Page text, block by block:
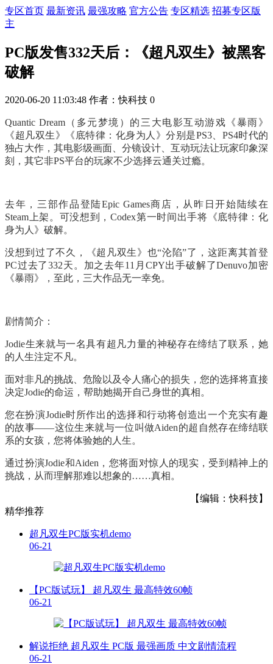
专区首页 最新资讯 最强攻略 官方公告 专区精选 招募专区版
主
PC版发售332天后：《超凡双生》被黑客
破解
2020-06-20 11:03:48 作者：快科技 0
Quantic Dream（多元梦境）的三大电影互动游戏《暴雨》
《超凡双生》《底特律：化身为人》分别是PS3、PS4时代的
独占大作，其电影级画面、分镜设计、互动玩法让玩家印象深
刻，其它非PS平台的玩家不少选择云通关过瘾。
去年，三部作品登陆Epic Games商店，从昨日开始陆续在
Steam上架。可没想到，Codex第一时间出手将《底特律：化
身为人》破解。
没想到过了不久，《超凡双生》也“沦陷”了，这距离其首登
PC过去了332天。加之去年11月CPY出手破解了Denuvo加密
《暴雨》，至此，三大作品无一幸免。
剧情简介：
Jodie生来就与一名具有超凡力量的神秘存在缔结了联系，她
的人生注定不凡。
面对非凡的挑战、危险以及令人痛心的损失，您的选择将直接
决定Jodie的命运，帮助她揭开自己身世的真相。
您在扮演Jodie时所作出的选择和行动将创造出一个充实有趣
的故事——这位生来就与一位叫做Aiden的超自然存在缔结联
系的女孩，您将体验她的人生。
通过扮演Jodie和Aiden，您将面对惊人的现实，受到精神上的
挑战，从而理解那难以想象的……真相。
【编辑：快科技】
精华推荐
超凡双生PC版实机demo
06-21
【PC版试玩】 超凡双生 最高特效60帧
06-21
解说拒绝 超凡双生 PC版 最强画质 中文剧情流程
06-21